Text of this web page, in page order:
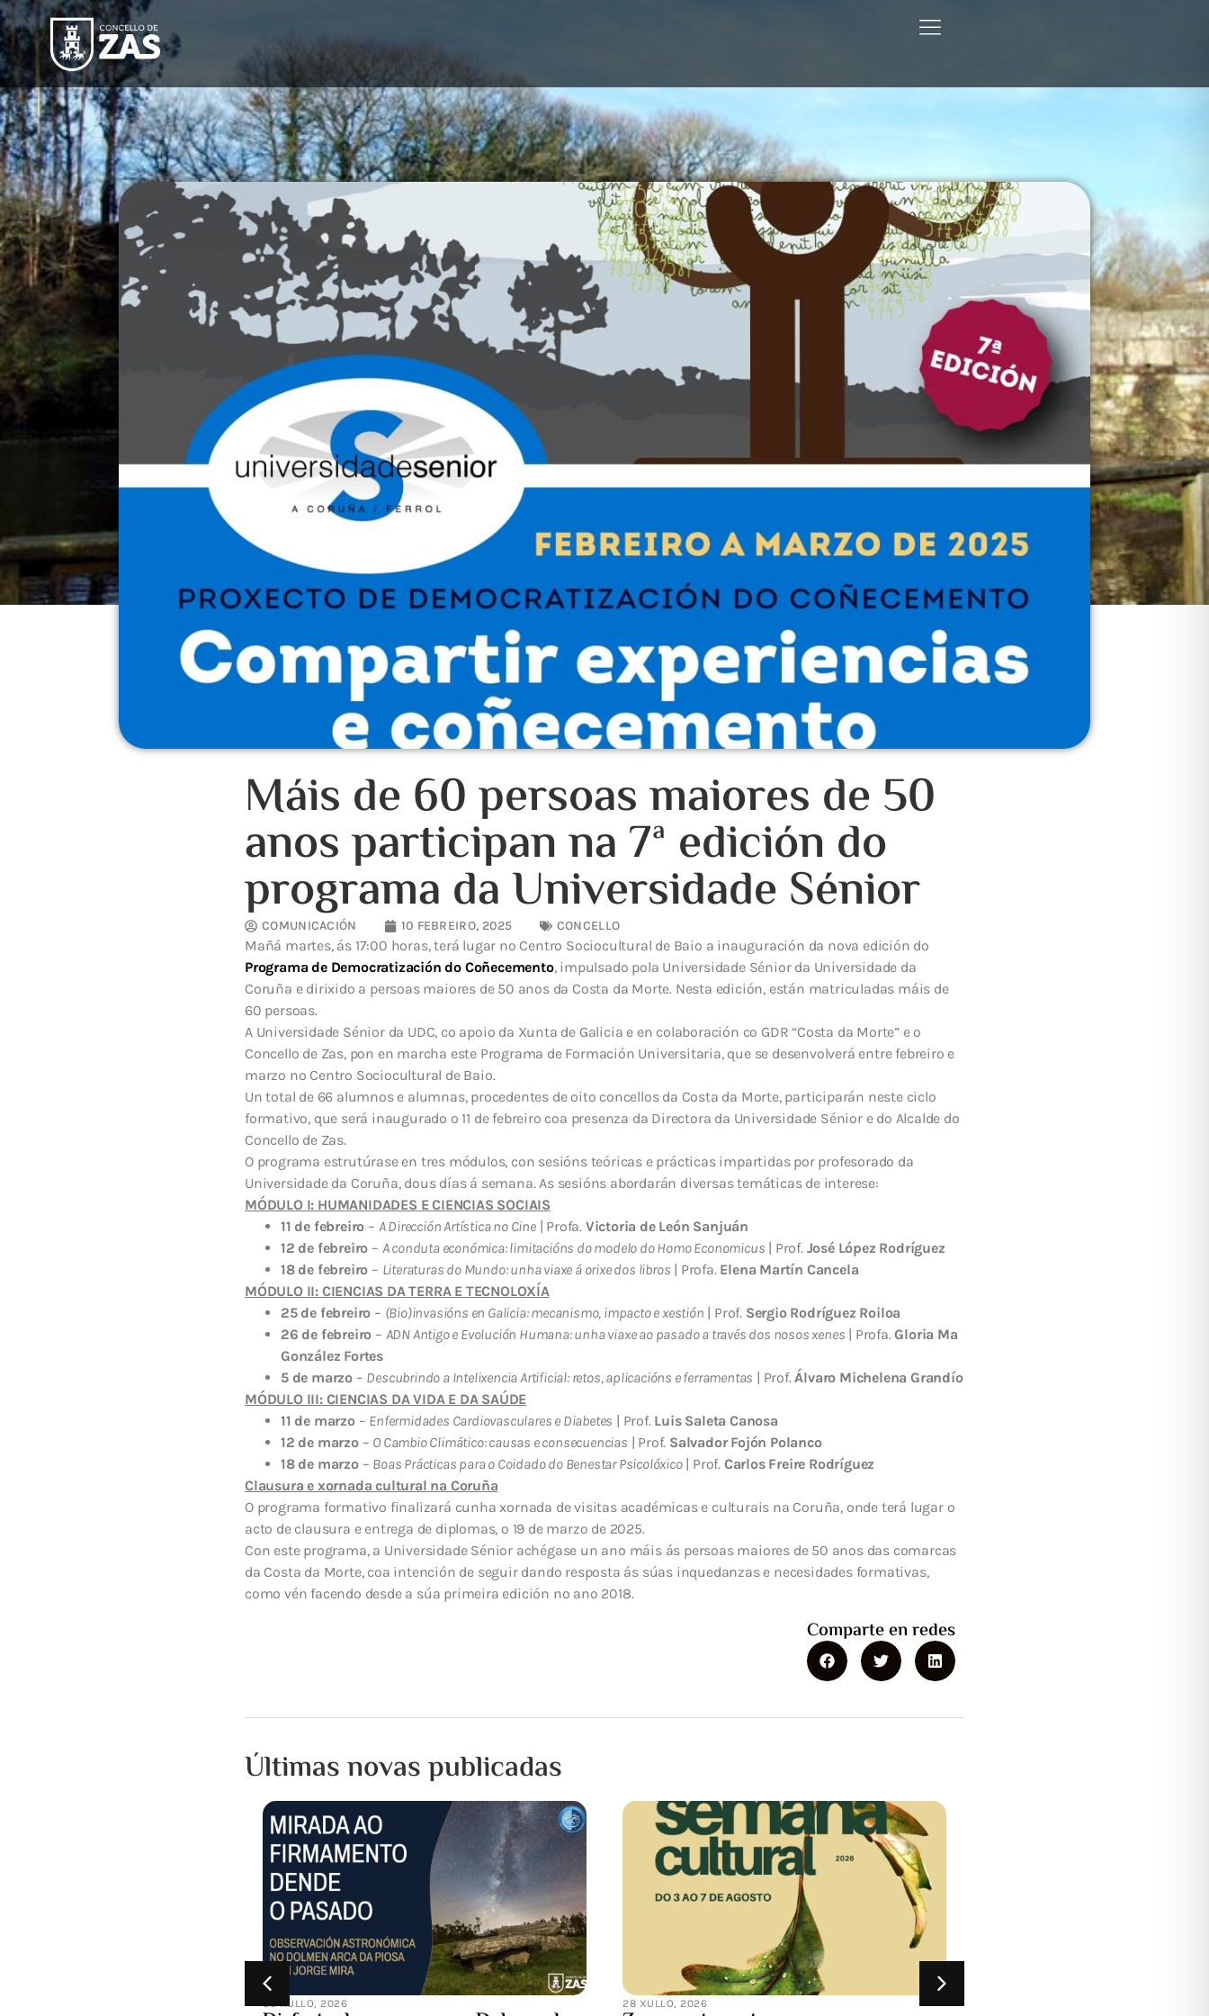
Máis de 60 persoas maiores de 50
anos participan na 7ª edición do
programa da Universidade Sénior
COMUNICACIÓN 10 FEBREIRO, 2025 CONCELLO
Mañá martes, ás 17:00 horas, terá lugar no Centro Sociocultural de Baio a inauguración da nova edición do
Programa de Democratización do Coñecemento, impulsado pola Universidade Sénior da Universidade da
Coruña e dirixido a persoas maiores de 50 anos da Costa da Morte. Nesta edición, están matriculadas máis de
60 persoas.
A Universidade Sénior da UDC, co apoio da Xunta de Galicia e en colaboración co GDR “Costa da Morte” e o
Concello de Zas, pon en marcha este Programa de Formación Universitaria, que se desenvolverá entre febreiro e
marzo no Centro Sociocultural de Baio.
Un total de 66 alumnos e alumnas, procedentes de oito concellos da Costa da Morte, participarán neste ciclo
formativo, que será inaugurado o 11 de febreiro coa presenza da Directora da Universidade Sénior e do Alcalde do
Concello de Zas.
O programa estrutúrase en tres módulos, con sesións teóricas e prácticas impartidas por profesorado da
Universidade da Coruña, dous días á semana. As sesións abordarán diversas temáticas de interese:
MÓDULO I: HUMANIDADES E CIENCIAS SOCIAIS
11 de febreiro – A Dirección Artística no Cine| Profa. Victoria de León Sanjuán
12 de febreiro – A conduta económica: limitacións do modelo do Homo Economicus | Prof. José López Rodríguez
18 de febreiro – Literaturas do Mundo: unha viaxe á orixe dos libros | Profa. Elena Martín Cancela
MÓDULO II: CIENCIAS DA TERRA E TECNOLOXÍA
25 de febreiro – (Bio)invasións en Galicia: mecanismo, impacto e xestión | Prof. Sergio Rodríguez Roiloa
26 de febreiro – ADN Antigo e Evolución Humana: unha viaxe ao pasado a través dos nosos xenes | Profa.Gloria Mª
González Fortes
5 de marzo – Descubrindo a Intelixencia Artificial: retos, aplicacións e ferramentas | Prof.Álvaro Michelena Grandío
MÓDULO III: CIENCIAS DA VIDA E DA SAÚDE
11 de marzo– Enfermidades Cardiovasculares e Diabetes | Prof. Luis Saleta Canosa
12 de marzo– O Cambio Climático: causas e consecuencias | Prof. Salvador Fojón Polanco
18 de marzo– Boas Prácticas para o Coidado do Benestar Psicolóxico| Prof. Carlos Freire Rodríguez
Clausura e xornada cultural na Coruña
O programa formativo finalizará cunha xornada de visitas académicas e culturais na Coruña, onde terá lugar o
acto de clausura e entrega de diplomas, o 19 de marzo de 2025.
Con este programa, a Universidade Sénior achégase un ano máis ás persoas maiores de 50 anos das comarcas
da Costa da Morte, coa intención de seguir dando resposta ás súas inquedanzas e necesidades formativas,
como vén facendo desde a súa primeira edición no ano 2018.
Comparte en redes
Últimas novas publicadas
28 XULLO, 2026
15 XULLO, 2026
Notificación de interrupción
programada da subministración
eléctrica
UFD Informa: Estimado/a Señor/a Con el fin de
efectuar los trabajos de mantenimiento y
desarrollo de la red eléctrica precisos ...